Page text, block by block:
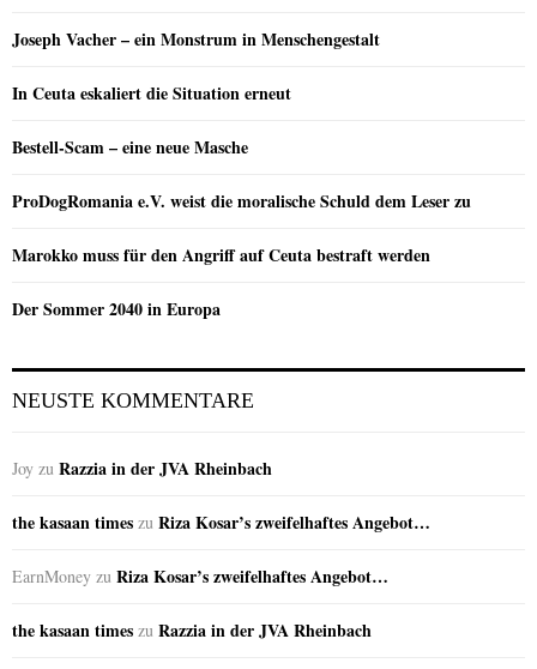
Joseph Vacher – ein Monstrum in Menschengestalt
In Ceuta eskaliert die Situation erneut
Bestell-Scam – eine neue Masche
ProDogRomania e.V. weist die moralische Schuld dem Leser zu
Marokko muss für den Angriff auf Ceuta bestraft werden
Der Sommer 2040 in Europa
NEUSTE KOMMENTARE
Joy zu Razzia in der JVA Rheinbach
the kasaan times zu Riza Kosar’s zweifelhaftes Angebot…
EarnMoney zu Riza Kosar’s zweifelhaftes Angebot…
the kasaan times zu Razzia in der JVA Rheinbach